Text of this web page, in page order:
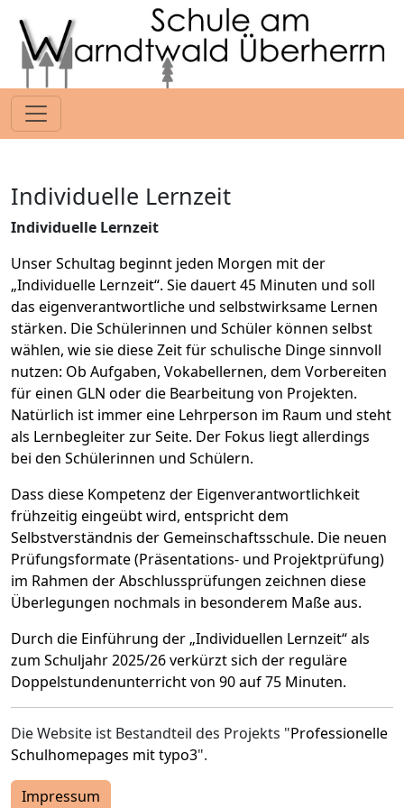
Individuelle Lernzeit
Individuelle Lernzeit
Unser Schultag beginnt jeden Morgen mit der
„Individuelle Lernzeit“. Sie dauert 45 Minuten und soll
das eigenverantwortliche und selbstwirksame Lernen
stärken. Die Schülerinnen und Schüler können selbst
wählen, wie sie diese Zeit für schulische Dinge sinnvoll
nutzen: Ob Aufgaben, Vokabellernen, dem Vorbereiten
für einen GLN oder die Bearbeitung von Projekten.
Natürlich ist immer eine Lehrperson im Raum und steht
als Lernbegleiter zur Seite. Der Fokus liegt allerdings
bei den Schülerinnen und Schülern.
Dass diese Kompetenz der Eigenverantwortlichkeit
frühzeitig eingeübt wird, entspricht dem
Selbstverständnis der Gemeinschaftsschule. Die neuen
Prüfungsformate (Präsentations- und Projektprüfung)
im Rahmen der Abschlussprüfungen zeichnen diese
Überlegungen nochmals in besonderem Maße aus.
Durch die Einführung der „Individuellen Lernzeit“ als
zum Schuljahr 2025/26 verkürzt sich der reguläre
Doppelstundenunterricht von 90 auf 75 Minuten.
Die Website ist Bestandteil des Projekts "Professionelle
Schulhomepages mit typo3".
Impressum